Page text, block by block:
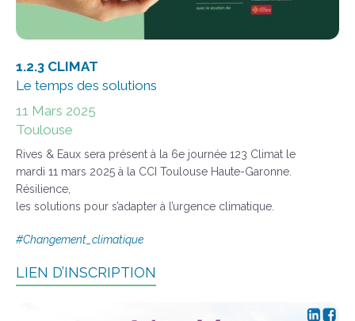
1.2.3 CLIMAT
Le temps des solutions
11 Mars 2025
Toulouse
Rives & Eaux sera présent à la 6e journée 123 Climat le
mardi 11 mars 2025 à la CCI Toulouse Haute-Garonne.
Résilience,
les solutions pour s’adapter à l’urgence climatique.
#Changement_climatique
LIEN D’INSCRIPTION